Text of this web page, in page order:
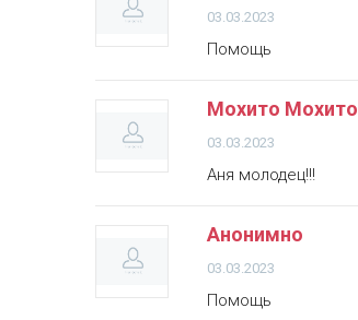
03.03.2023
Помощь
Мохито Мохито
03.03.2023
Аня молодец!!!
Анонимно
03.03.2023
Помощь